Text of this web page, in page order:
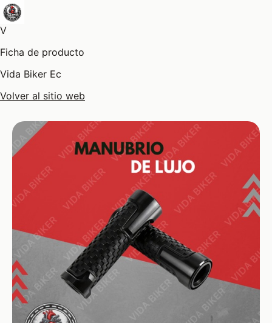
V
Ficha de producto
Vida Biker Ec
Volver al sitio web